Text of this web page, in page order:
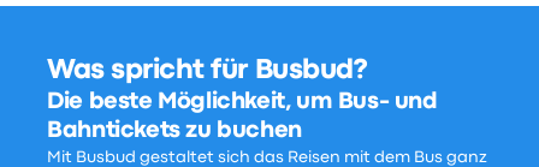
Was spricht für Busbud?
Die beste Möglichkeit, um Bus- und
Bahntickets zu buchen
Mit Busbud gestaltet sich das Reisen mit dem Bus ganz